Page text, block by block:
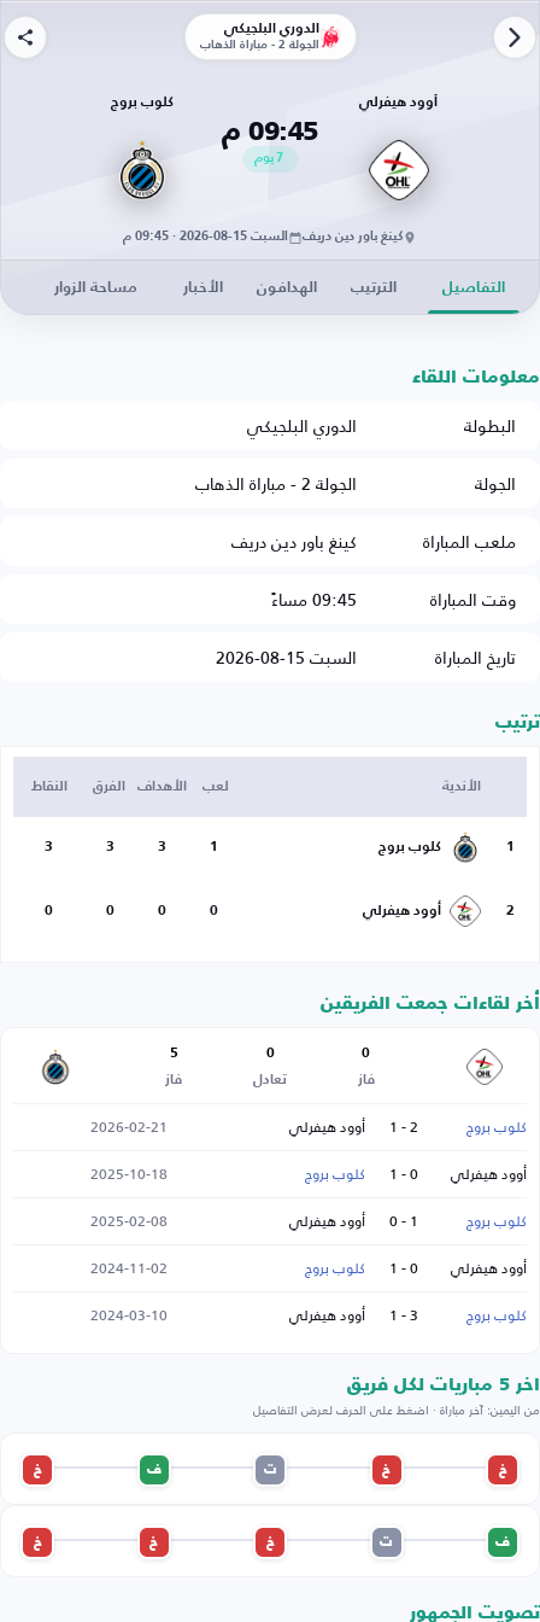
الدوري البلجيكي
الجولة 2 - مباراة الذهاب
أوود هيفرلي
09:45 م
7 يوم
كلوب بروج
كينغ باور دين دريف السبت 15-08-2026 · 09:45 م
التفاصيل الترتيب الهدافون الأخبار مساحة الزوار
معلومات اللقاء
البطولة
الدوري البلجيكي
الجولة
الجولة 2 - مباراة الذهاب
ملعب المباراة
كينغ باور دين دريف
وقت المباراة
09:45 مساءً
تاريخ المباراة
السبت 15-08-2026
ترتيب
الأندية لعب الأهداف الفرق النقاط
1 كلوب بروج 1
3
3
3
2 أوود هيفرلي 0
0
0
0
أخر لقاءات جمعت الفريقين
0
فاز
0
تعادل
5
فاز
كلوب بروج 2 - 1 أوود هيفرلي
2026-02-21
أوود هيفرلي
0 - 1 كلوب بروج
2025-10-18
كلوب بروج
1 - 0 أوود هيفرلي
2025-02-08
أوود هيفرلي
0 - 1 كلوب بروج
2024-11-02
كلوب بروج
3 - 1 أوود هيفرلي 2024-03-10
اخر 5 مباريات لكل فريق
من اليمين: آخر مباراة · اضغط على الحرف لعرض التفاصيل
خ خ ت ف خ
ف ت خ خ خ
تصويت الجمهور